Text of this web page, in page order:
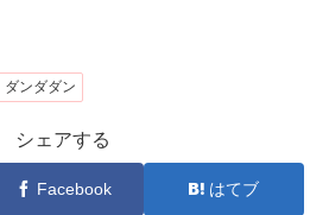
ダンダダン
シェアする
Facebook はてブ